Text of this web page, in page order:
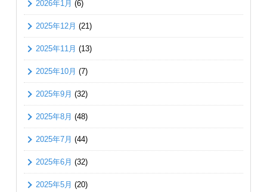
2026年1月 (6)
2025年12月 (21)
2025年11月 (13)
2025年10月 (7)
2025年9月 (32)
2025年8月 (48)
2025年7月 (44)
2025年6月 (32)
2025年5月 (20)